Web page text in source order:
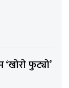
फुट्यो’